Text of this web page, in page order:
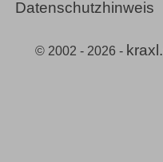
Datenschutzhinweis
© 2002 - 2026 -